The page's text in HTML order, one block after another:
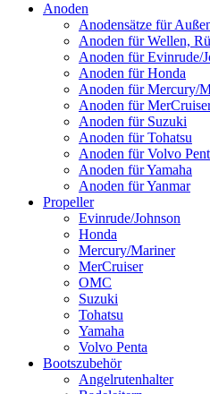
Anoden
Anodensätze für
Anoden für Wellen,
Anoden für Evinrude/
Anoden für Honda
Anoden für Mercury/
Anoden für
Anoden für Suzuki
Anoden für Tohatsu
Anoden für Volvo
Anoden für Yamaha
Anoden für Yanmar
Propeller
Evinrude/Johnson
Honda
Mercury/Mariner
MerCruiser
OMC
Suzuki
Tohatsu
Yamaha
Volvo Penta
Bootszubehör
Angelrutenhalter